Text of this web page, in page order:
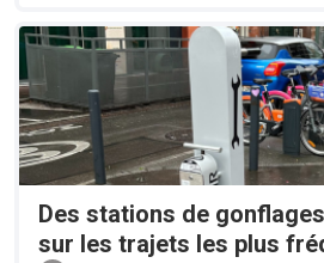
Des stations de
sur les trajets les plus